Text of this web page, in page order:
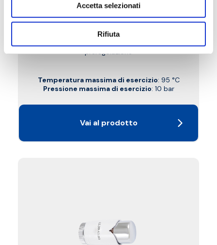
Accetta selezionati
Rifiuta
W1E
detentore a squadra, testa termostatica PD,
attacco rame, plastica e multistrato. Con
preregolazione
Temperatura massima di esercizio: 95 °C
Pressione massima di esercizio: 10 bar
Vai al prodotto